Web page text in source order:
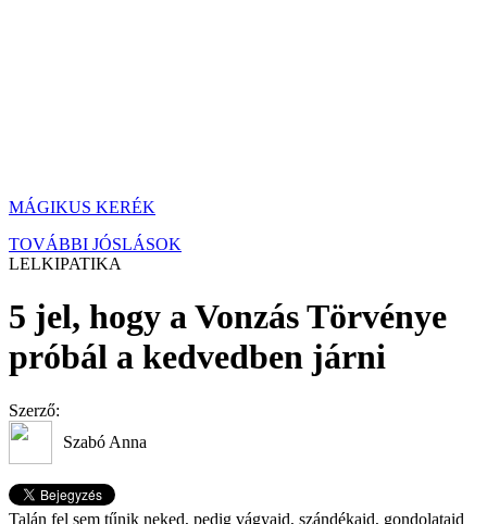
MÁGIKUS KERÉK
TOVÁBBI JÓSLÁSOK
LELKIPATIKA
5 jel, hogy a Vonzás Törvénye
próbál a kedvedben járni
Szerző:
Szabó Anna
Talán fel sem tűnik neked, pedig vágyaid, szándékaid, gondolataid